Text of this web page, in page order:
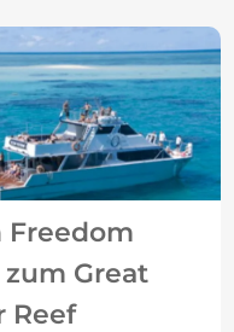
Freedom
zum Great
Reef